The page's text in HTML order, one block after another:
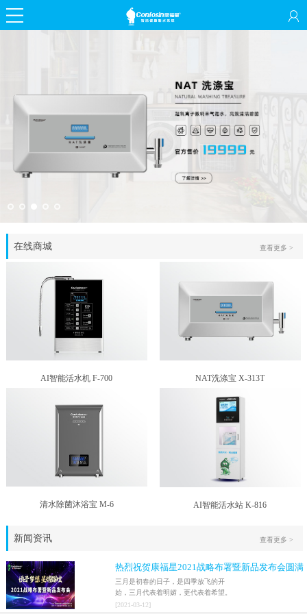
在线商城 查看更多 >
AI智能活水机 F-700 NAT洗涤宝 X-313T
清水除菌沐浴宝 M-6 AI智能活水站 K-816
新闻资讯
热烈祝贺康福星2021战略布署暨新品发布会圆满
结束！！
三月是初春的日子，是四季放飞的开
始，三月代表着明媚，更代表着希望。
2021年3月9日，家人们激情澎湃地迎来
[2021-03-12]
查看更多 >